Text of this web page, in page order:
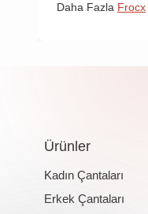
Daha Fazla Frocx
Ürünler
Kadın Çantaları
Erkek Çantaları